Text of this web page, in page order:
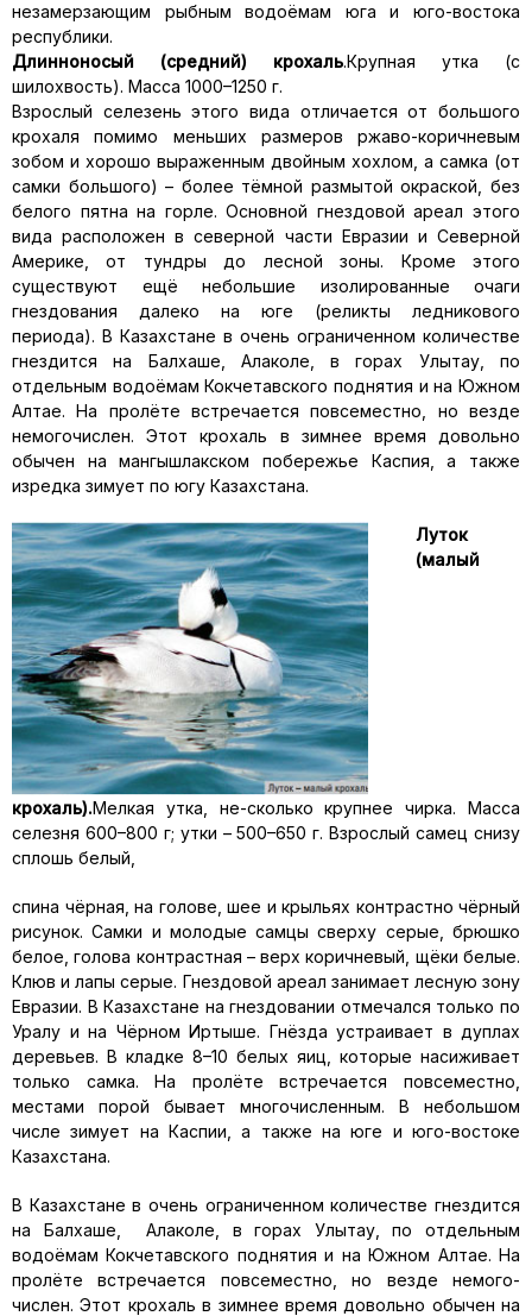
незамерзающим рыбным водоёмам юга и юго-востока
республики.
Длинноносый (средний) крохаль.Крупная утка (с
шилохвость). Масса 1000–1250 г.
Взрослый селезень этого вида отличается от большого
крохаля помимо меньших размеров ржаво-коричневым
зобом и хорошо выраженным двойным хохлом, а самка (от
самки большого) – более тёмной размытой окраской, без
белого пятна на горле. Основной гнездовой ареал этого
вида расположен в северной части Евразии и Северной
Америке, от тундры до лесной зоны. Кроме этого
существуют ещё небольшие изолированные очаги
гнездования далеко на юге (реликты ледникового
периода). В Казахстане в очень ограниченном количестве
гнездится на Балхаше, Алаколе, в горах Улытау, по
отдельным водоёмам Кокчетавского поднятия и на Южном
Алтае. На пролёте встречается повсеместно, но везде
немогочислен. Этот крохаль в зимнее время довольно
обычен на мангышлакском побережье Каспия, а также
изредка зимует по югу Казахстана.
Луток
(малый
крохаль).Мелкая утка, не-сколько крупнее чирка. Масса
селезня 600–800 г; утки – 500–650 г. Взрослый самец снизу
сплошь белый,
спина чёрная, на голове, шее и крыльях контрастно чёрный
рисунок. Самки и молодые самцы сверху серые, брюшко
белое, голова контрастная – верх коричневый, щёки белые.
Клюв и лапы серые. Гнездовой ареал занимает лесную зону
Евразии. В Казахстане на гнездовании отмечался только по
Уралу и на Чёрном Иртыше. Гнёзда устраивает в дуплах
деревьев. В кладке 8–10 белых яиц, которые насиживает
только самка. На пролёте встречается повсеместно,
местами порой бывает многочисленным. В небольшом
числе зимует на Каспии, а также на юге и юго-востоке
Казахстана.
В Казахстане в очень ограниченном количестве гнездится
на Балхаше, Алаколе, в горах Улытау, по отдельным
водоёмам Кокчетавского поднятия и на Южном Алтае. На
пролёте встречается повсеместно, но везде немого-
числен. Этот крохаль в зимнее время довольно обычен на